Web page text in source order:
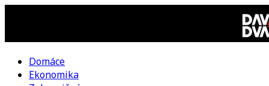
DAV
Domáce
Ekonomika